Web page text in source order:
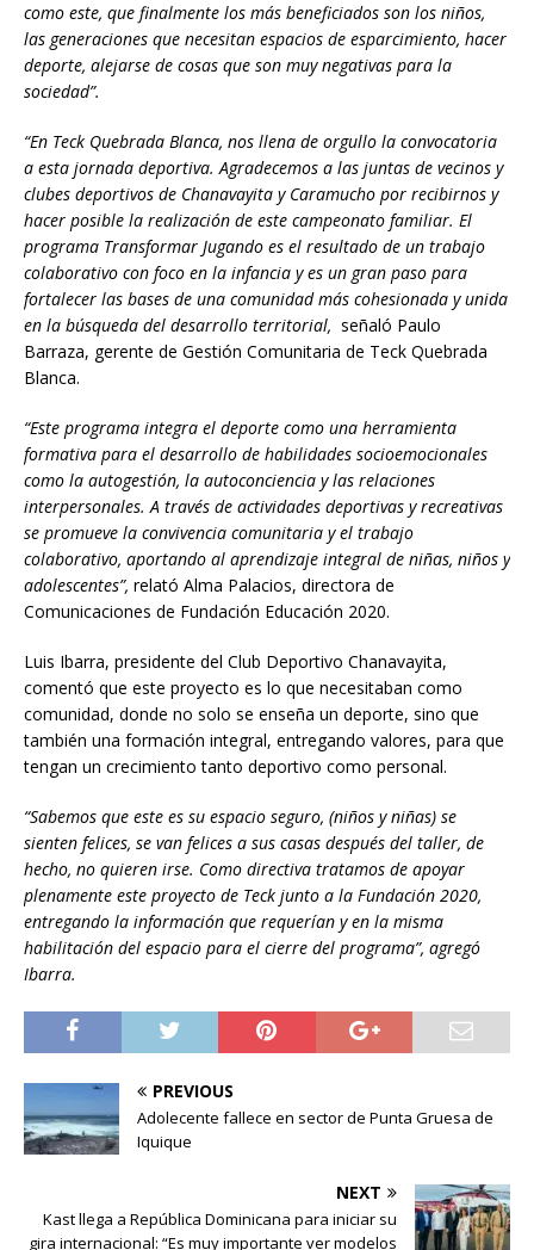
como este, que finalmente los más beneficiados son los niños,
las generaciones que necesitan espacios de esparcimiento, hacer
deporte, alejarse de cosas que son muy negativas para la
sociedad”.
“En Teck Quebrada Blanca, nos llena de orgullo la convocatoria
a esta jornada deportiva. Agradecemos a las juntas de vecinos y
clubes deportivos de Chanavayita y Caramucho por recibirnos y
hacer posible la realización de este campeonato familiar. El
programa Transformar Jugando es el resultado de un trabajo
colaborativo con foco en la infancia y es un gran paso para
fortalecer las bases de una comunidad más cohesionada y unida
en la búsqueda del desarrollo territorial, señaló Paulo
Barraza, gerente de Gestión Comunitaria de Teck Quebrada
Blanca.
“Este programa integra el deporte como una herramienta
formativa para el desarrollo de habilidades socioemocionales
como la autogestión, la autoconciencia y las relaciones
interpersonales. A través de actividades deportivas y recreativas
se promueve la convivencia comunitaria y el trabajo
colaborativo, aportando al aprendizaje integral de niñas, niños y
adolescentes”, relató Alma Palacios, directora de
Comunicaciones de Fundación Educación 2020.
Luis Ibarra, presidente del Club Deportivo Chanavayita,
comentó que este proyecto es lo que necesitaban como
comunidad, donde no solo se enseña un deporte, sino que
también una formación integral, entregando valores, para que
tengan un crecimiento tanto deportivo como personal.
“Sabemos que este es su espacio seguro, (niños y niñas) se
sienten felices, se van felices a sus casas después del taller, de
hecho, no quieren irse. Como directiva tratamos de apoyar
plenamente este proyecto de Teck junto a la Fundación 2020,
entregando la información que requerían y en la misma
habilitación del espacio para el cierre del programa”, agregó
Ibarra.
PREVIOUS
Adolecente fallece en sector de Punta Gruesa de
Iquique
NEXT
Kast llega a República Dominicana para iniciar su
gira internacional: “Es muy importante ver modelos